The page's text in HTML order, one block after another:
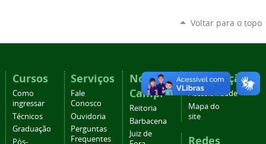
Voltar para o topo
Cursos
Como
ingressar
Técnicos
Graduação
Pós-
Serviços
Fale
Conosco
Ouvidoria
Perguntas
Frequentes
Nossos
Campi
Reitoria
Barbacena
Juiz de
Navegação
Acessibilidade
Mapa do
site
Redes